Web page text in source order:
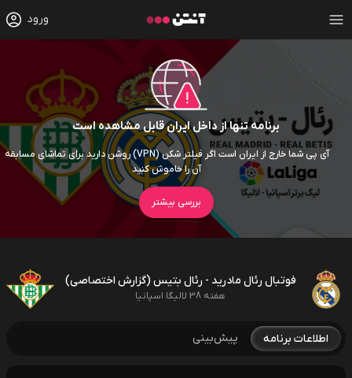
ورود
برنامه تنها از داخل ایران قابل مشاهده است
آی پی شما خارج از ایران است اگر فیلتر شکن (VPN) روشن دارید برای تماشای مسابقه
آن را خاموش کنید
بررسی بیشتر
فوتبال رئال مادرید - رئال بتیس (گزارش اختصاصی)
هفته 38 لالیگا اسپانیا
اطلاعات برنامه پیش‌بینی